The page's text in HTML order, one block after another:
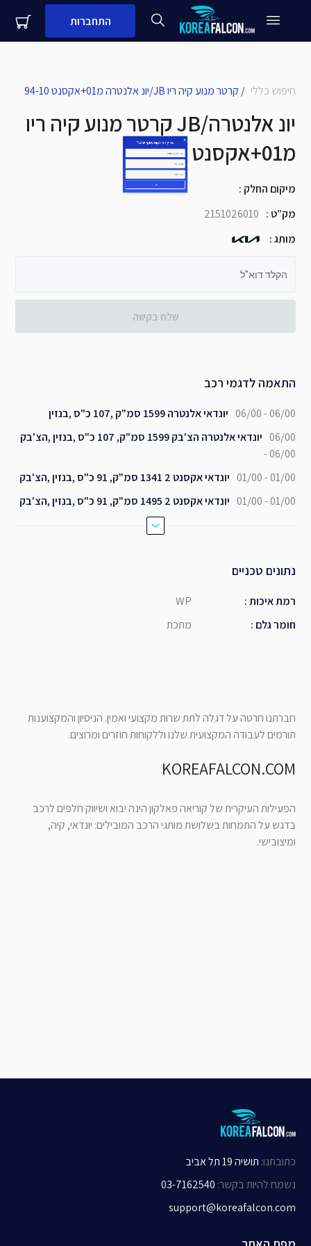
התחברות
שם + שם משפחה
מספר נייד
קרטר מנוע קיה ריו JB/יונ אלנטרה מ01+אקסנט 94-10 / חיפוש כללי
קרטר מנוע קיה ריו JB/יונ אלנטרה
מ01+אקסנט 94-10
: מיקום החלק
2151026010 :מק”ט
:מותג
הקלד דוא"ל
שלח בקשה
התאמה לדגמי רכב
יונדאי אלנטרה 1599 סמ"ק ,107 כ"ס ,בנזין 06/00 - 06/00
יונדאי אלנטרה הצ'בק 1599 סמ"ק, 107 כ"ס ,בנזין ,הצ'בק 06/00
- 06/00
יונדאי אקסנט 2 1341 סמ"ק, 91 כ"ס ,בנזין ,הצ'בק 01/00 - 01/00
יונדאי אקסנט 2 1495 סמ"ק, 91 כ"ס ,בנזין ,הצ'בק 01/00 - 01/00
נתונים טכניים
WP :רמת איכות
מתכת
: חומר גלם
חברתנו חרטה על דגלה לתת שרות מקצועי ואמין. הניסיון והמקצוענות
תורמים לעבודה המקצועית שלנו וללקוחות חוזרים ומרוצים.
KOREAFALCON.COM
הפעילות העיקרית של קוריאה פאלקון הינה יבוא ושיווק חלפים לרכב
בדגש על התמחות בשלושת מותגי הרכב המובילים: יונדאי, קיה,
ומיצובישי.
תושיה 19 תל אביב :כתובתנו
03-7162540 :נשמח להיות בקשר
support@koreafalcon.com